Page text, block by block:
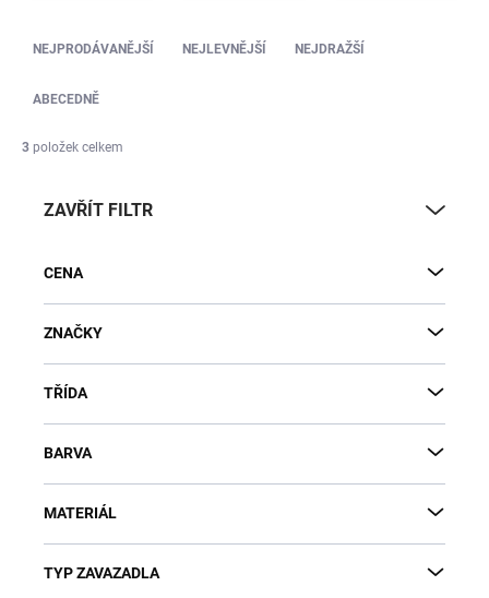
NEJPRODÁVANĚJŠÍ NEJLEVNĚJŠÍ NEJDRAŽŠÍ
ABECEDNĚ
3 položek celkem
ZAVŘÍT FILTR
CENA
ZNAČKY
TŘÍDA
BARVA
MATERIÁL
TYP ZAVAZADLA